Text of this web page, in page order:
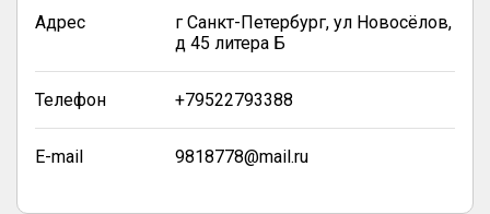
Адрес
г Санкт-Петербург, ул Новосёлов,
д 45 литера Б
Телефон +79522793388
E-mail 9818778@mail.ru